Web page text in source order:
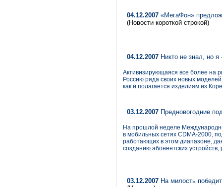
04.12.2007 «МегаФон»
(Новости короткой строкой)
04.12.2007 Никто не знал, но
Активизирующаяся все более на
Россию ряда своих новых
как и полагается изделиям из
03.12.2007 Предновогодние
На прошлой неделе
в мобильных сетях CDMA-2000,
работающих в этом диапазоне,
созданию абонентских
03.12.2007 На милость